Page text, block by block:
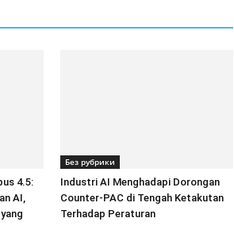
4.5:
AI,
Без рубрики
Industri AI Menghadapi Dorongan
Counter-PAC di Tengah Ketakutan
Terhadap Peraturan